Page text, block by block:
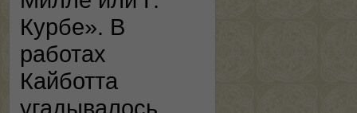
Курбе». В
работах
Кайботта